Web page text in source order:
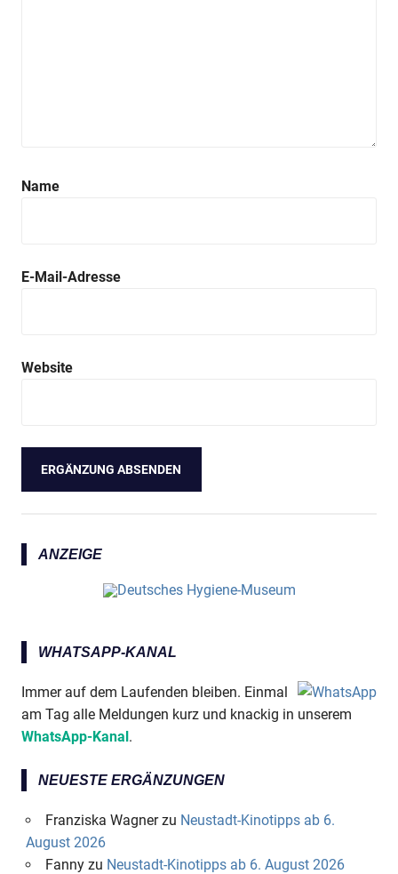
Name
E-Mail-Adresse
Website
ANZEIGE
WHATSAPP-KANAL
Immer auf dem Laufenden bleiben. Einmal
am Tag alle Meldungen kurz und knackig in unserem
WhatsApp-Kanal.
NEUESTE ERGÄNZUNGEN
Franziska Wagnerzu Neustadt-Kinotipps ab 6.
August 2026
Fannyzu Neustadt-Kinotipps ab 6. August 2026